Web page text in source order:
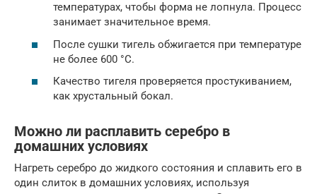
температурах, чтобы форма не лопнула. Процесс
занимает значительное время.
После сушки тигель обжигается при температуре
не более 600 °С.
Качество тигеля проверяется простукиванием,
как хрустальный бокал.
Можно ли расплавить серебро в
домашних условиях
Нагреть серебро до жидкого состояния и сплавить его в
один слиток в домашних условиях, используя